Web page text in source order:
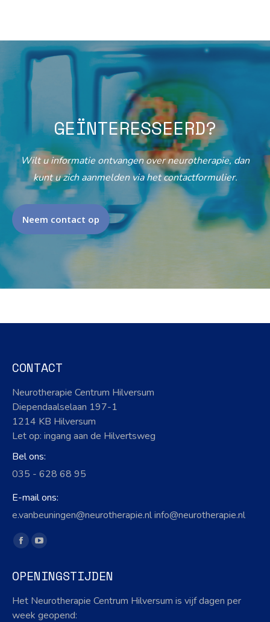
GEÏNTERESSEERD?
Wilt u informatie ontvangen over neurotherapie, dan
kunt u zich aanmelden via het contactformulier.
Neem contact op
CONTACT
Neurotherapie Centrum Hilversum
Diependaalselaan 197-1
1214 KB Hilversum
Let op: ingang aan de Hilvertsweg
Bel ons:
035 - 628 68 95
E-mail ons:
e.vanbeuningen@neurotherapie.nl info@neurotherapie.nl
Vind ons op:
Facebook
opens
in
new
YouTube
opens
new
OPENINGSTIJDEN
Het Neurotherapie Centrum Hilversum is vijf dagen per
week geopend: